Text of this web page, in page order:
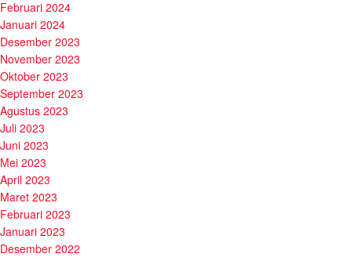
Februari 2024
Januari 2024
Desember 2023
November 2023
Oktober 2023
September 2023
Agustus 2023
Juli 2023
Juni 2023
Mei 2023
April 2023
Maret 2023
Februari 2023
Januari 2023
Desember 2022